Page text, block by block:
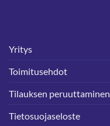
Yritys
Toimitusehdot
Tilauksen peruuttaminen
Tietosuojaseloste